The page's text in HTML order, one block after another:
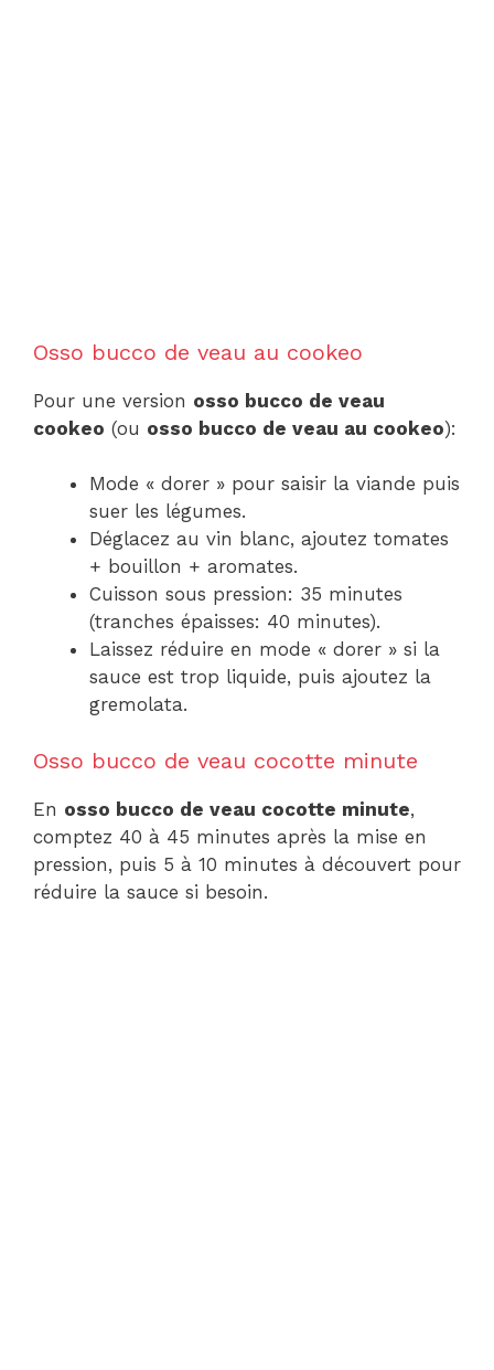
Osso bucco de veau au cookeo
Pour une version osso bucco de veau
cookeo (ou osso bucco de veau au cookeo):
Mode « dorer » pour saisir la viande puis
suer les légumes.
Déglacez au vin blanc, ajoutez tomates
+ bouillon + aromates.
Cuisson sous pression: 35 minutes
(tranches épaisses: 40 minutes).
Laissez réduire en mode « dorer » si la
sauce est trop liquide, puis ajoutez la
gremolata.
Osso bucco de veau cocotte minute
En osso bucco de veau cocotte minute,
comptez 40 à 45 minutes après la mise en
pression, puis 5 à 10 minutes à découvert pour
réduire la sauce si besoin.